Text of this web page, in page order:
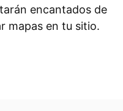
encantados de
mapas en tu sitio.